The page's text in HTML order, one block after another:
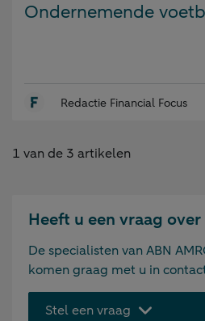
Ondernemende
Redactie Financial Focus
1 van de 3 artikelen
Heeft u een vraag
De specialisten van ABN
komen graag met u in
Stel een vraag